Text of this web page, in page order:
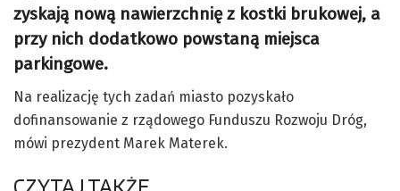
zyskają nową nawierzchnię z kostki brukowej, a
przy nich dodatkowo powstaną miejsca
parkingowe.
Na realizację tych zadań miasto pozyskało
dofinansowanie z rządowego Funduszu Rozwoju Dróg,
mówi prezydent Marek Materek.
CZYTAJ TAKŻE